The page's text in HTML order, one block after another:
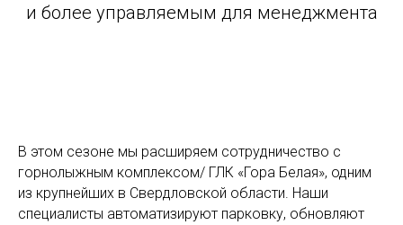
и более управляемым для менеджмента
В этом сезоне мы расширяем сотрудничество с
горнолыжным комплексом/ ГЛК «Гора Белая», одним
из крупнейших в Свердловской области. Наши
специалисты автоматизируют парковку, обновляют